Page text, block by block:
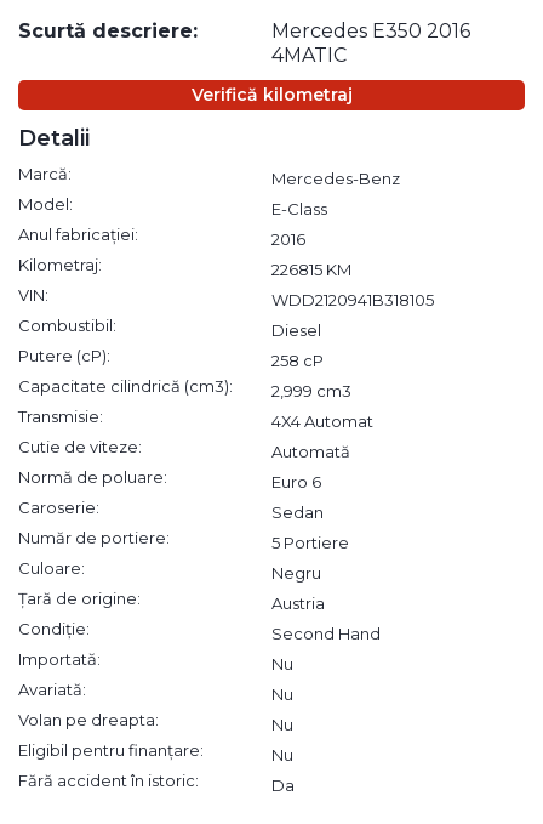
Scurtă descriere:
Mercedes E350 2016
4MATIC
Verifică kilometraj
Detalii
Marcă:
Mercedes-Benz
Model:
E-Class
Anul fabricației:
2016
Kilometraj:
226815 KM
VIN:
WDD2120941B318105
Combustibil:
Diesel
Putere (cP):
258 cP
Capacitate cilindrică (cm3):
2,999 cm3
Transmisie:
4X4 Automat
Cutie de viteze:
Automată
Normă de poluare:
Euro 6
Caroserie:
Sedan
Număr de portiere:
5 Portiere
Culoare:
Negru
Țară de origine:
Austria
Condiție:
Second Hand
Importată:
Nu
Avariată:
Nu
Volan pe dreapta:
Nu
Eligibil pentru finanțare:
Nu
Fără accident în istoric:
Da